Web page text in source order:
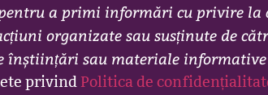
a primi informări cu privire la
organizate sau susținute de
înștiințări sau materiale informative
privindPolitica de